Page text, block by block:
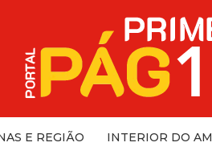
E REGIÃO INTERIOR DO AM